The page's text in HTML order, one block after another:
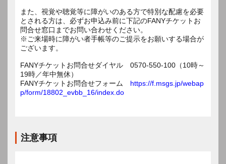
また、視覚や聴覚等に障がいのある方で特別な配慮を必要
とされる方は、必ずお申込み前に下記のFANYチケットお
問合せ窓口までお問い合わせください。
※ご来場時に障がい者手帳等のご提示をお願いする場合が
ございます。
FANYチケットお問合せダイヤル 0570-550-100（10時～
19時／年中無休）
FANYチケットお問合せフォーム https://f.msgs.jp/webap
p/form/18802_evbb_16/index.do
注意事項